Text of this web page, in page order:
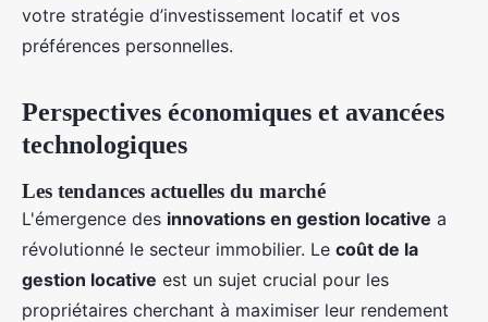
votre stratégie d’investissement locatif et vos
préférences personnelles.
Perspectives économiques et avancées
technologiques
Les tendances actuelles du marché
L'émergence des innovations en gestion locative a
révolutionné le secteur immobilier. Le coût de la
gestion locative est un sujet crucial pour les
propriétaires cherchant à maximiser leur rendement